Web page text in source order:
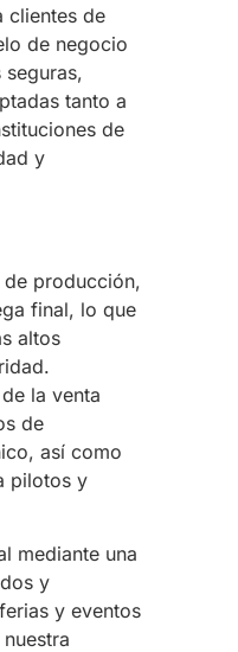
clientes de
de negocio
seguras,
tanto a
de
y
producción,
final, lo que
altos
la venta
de
así como
pilotos y
mediante una
y
y eventos